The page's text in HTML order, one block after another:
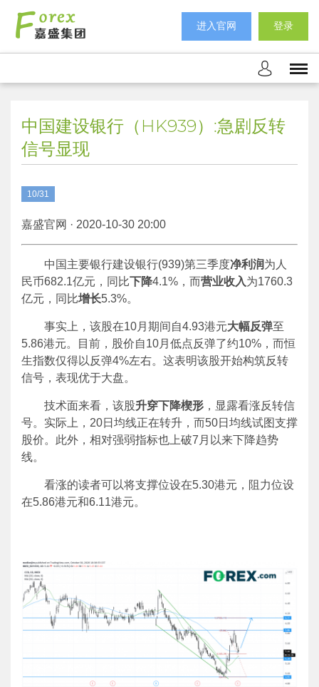
进入官网 登录
中国建设银行（HK939）:急剧反转
信号显现
10/31
嘉盛官网 · 2020-10-30 20:00
中国主要银行建设银行(939)第三季度净利润为人
民币682.1亿元，同比下降4.1%，而营业收入为1760.3
亿元，同比增长5.3%。
事实上，该股在10月期间自4.93港元大幅反弹至
5.86港元。目前，股价自10月低点反弹了约10%，而恒
生指数仅得以反弹4%左右。这表明该股开始构筑反转
信号，表现优于大盘。
技术面来看，该股升穿下降楔形 ，显露看涨反转信
号。实际上，20日均线正在转升，而50日均线试图支撑
股价。此外，相对强弱指标也上破7月以来下降趋势
线。
看涨的读者可以将支撑位设在5.30港元，阻力位设
在5.86港元和6.11港元。